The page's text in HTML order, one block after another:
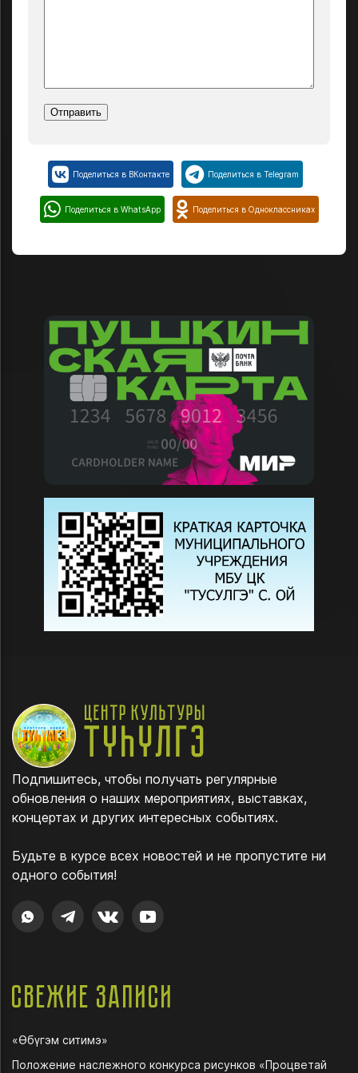
Поделиться в ВКонтакте Поделиться в Telegram
Поделиться в WhatsApp Поделиться в Одноклассниках
Подпишитесь, чтобы получать регулярные
обновления о наших мероприятиях, выставках,
концертах и других интересных событиях.
Будьте в курсе всех новостей и не пропустите ни
одного события!
Свежие записи
«Өбүгэм ситимэ»
Положение наслежного конкурса рисунков «Процветай